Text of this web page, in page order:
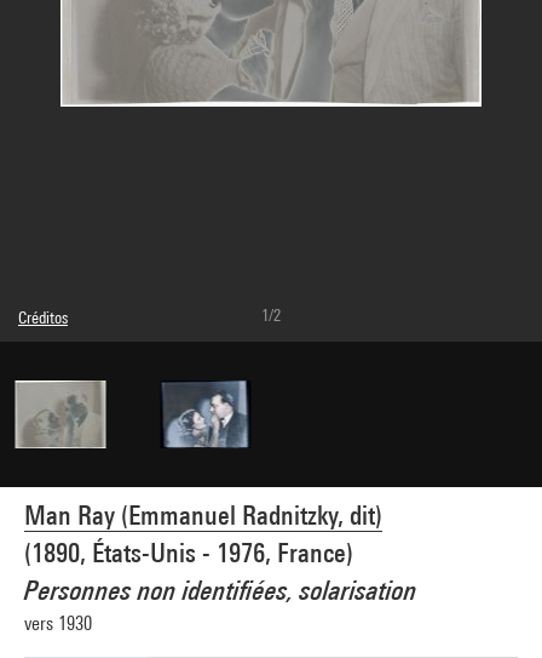
Man Ray (Emmanuel Radnitzky, dit)
(1890, États-Unis - 1976, France)
Personnes non identifiées, solarisation
vers 1930
Créditos
© Man Ray Trust / Adagp, Paris
1/2